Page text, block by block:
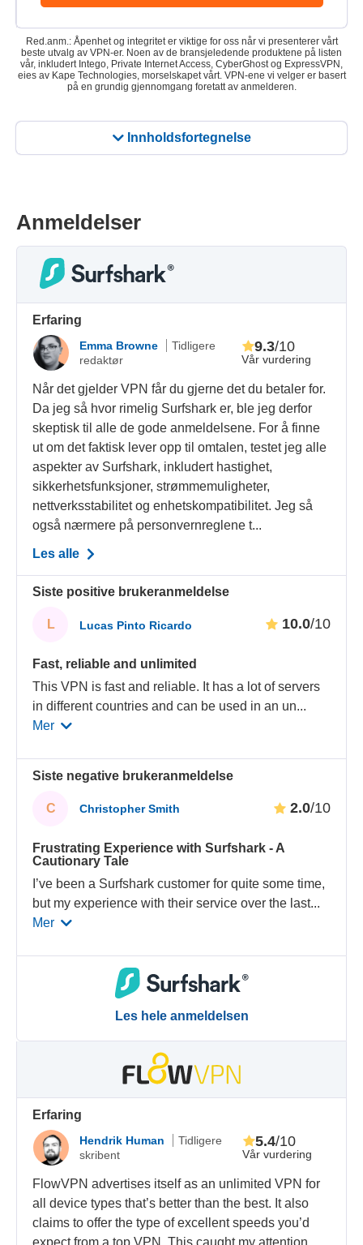
Innholdsfortegnelse
Red.anm.: Åpenhet og integritet er viktige for oss når vi presenterer vårt
beste utvalg av VPN-er. Noen av de bransjeledende produktene på listen
vår, inkludert Intego, Private Internet Access, CyberGhost og ExpressVPN,
eies av Kape Technologies, morselskapet vårt. VPN-ene vi velger er basert
på en grundig gjennomgang foretatt av anmelderen.
Anmeldelser
Erfaring
Emma Browne
Tidligere
redaktør
Vår vurdering
9.3/10
Når det gjelder VPN får du gjerne det du betaler for.
Da jeg så hvor rimelig Surfshark er, ble jeg derfor
skeptisk til alle de gode anmeldelsene. For å finne
ut om det faktisk lever opp til omtalen, testet jeg alle
aspekter av Surfshark, inkludert hastighet,
sikkerhetsfunksjoner, strømmemuligheter,
nettverksstabilitet og enhetskompatibilitet. Jeg så
også nærmere på personvernreglene t...
Les alle
Siste positive brukeranmeldelse
L Lucas Pinto Ricardo 10.0/10
Fast, reliable and unlimited
This VPN is fast and reliable. It has a lot of servers
in different countries and can be used in an un...
Mer
Siste negative brukeranmeldelse
C Christopher Smith 2.0/10
Frustrating Experience with Surfshark - A
Cautionary Tale
I’ve been a Surfshark customer for quite some time,
but my experience with their service over the last...
Mer
Les hele anmeldelsen
Erfaring
Hendrik Human
Tidligere
skribent
Vår vurdering
5.4/10
FlowVPN advertises itself as an unlimited VPN for
all device types that’s better than the best. It also
claims to offer the type of excellent speeds you’d
expect from a top VPN. This caught my attention